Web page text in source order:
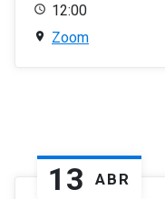
12:00
Zoom
13 ABR